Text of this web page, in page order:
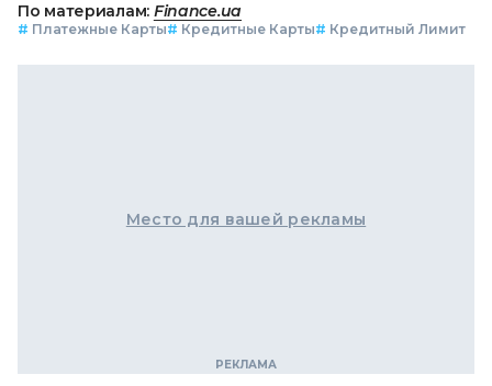
По материалам: Finance.ua
# Платежные Карты# Кредитные Карты# Кредитный Лимит
Место для вашей рекламы